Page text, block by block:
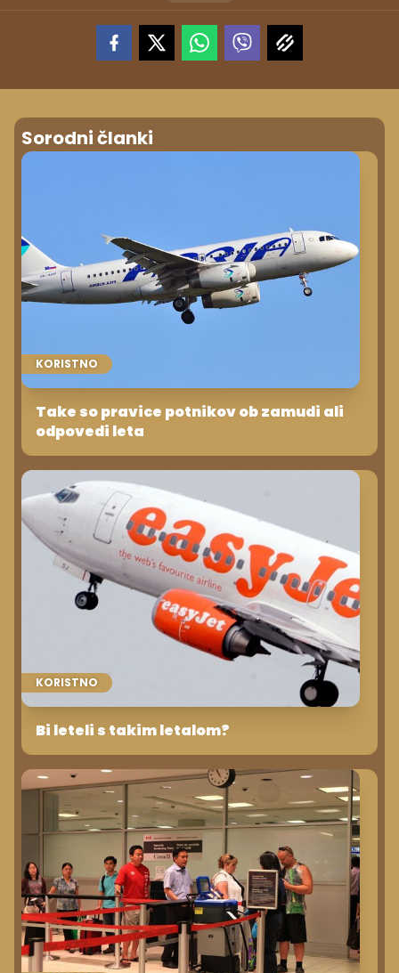
Sorodni članki
KORISTNO
Take so pravice potnikov ob zamudi ali
odpovedi leta
KORISTNO
Bi leteli s takim letalom?